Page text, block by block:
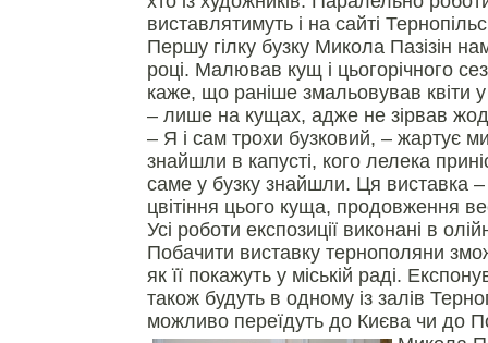
виставлятимуть і на сайті
Першу гілку бузку Микола Пазізін
році. Малював кущ і цьогорічного
каже, що раніше змальовував квіти
– лише на кущах, адже не зірвав
– Я і сам трохи бузковий, – жартує
знайшли в капусті, кого лелека
саме у бузку знайшли. Ця виставка
цвітіння цього куща, продовження
Усі роботи експозиції виконані в
Побачити виставку тернополяни
як її покажуть у міській раді.
також будуть в одному із залів
можливо переїдуть до Києва чи до